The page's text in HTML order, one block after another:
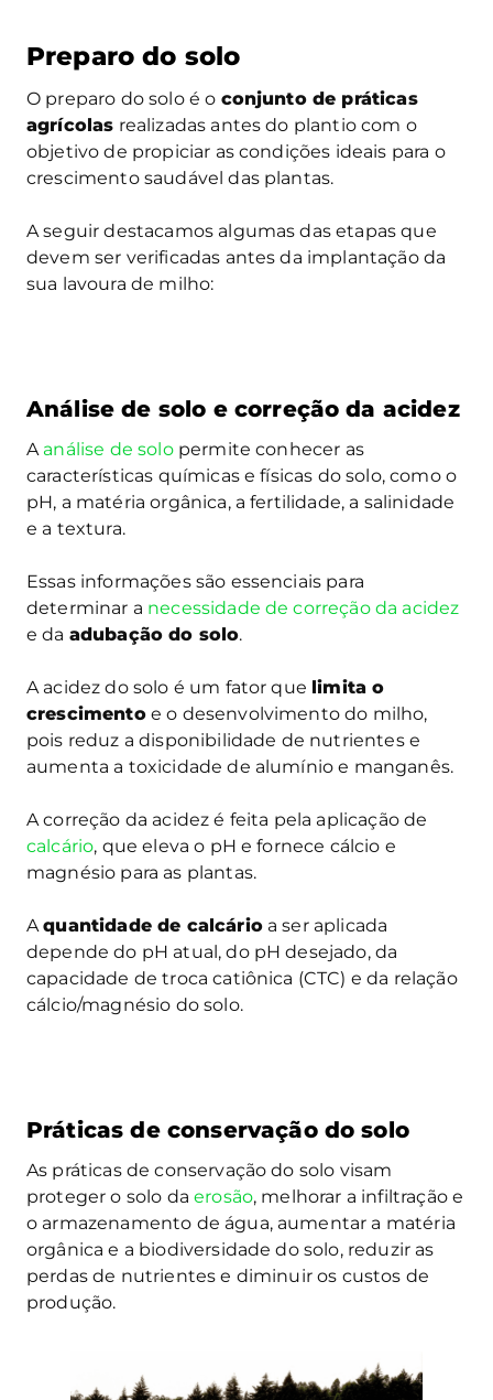
Preparo do solo
O preparo do solo é o conjunto de práticas
agrícolas realizadas antes do plantio com o
objetivo de propiciar as condições ideais para o
crescimento saudável das plantas.
A seguir destacamos algumas das etapas que
devem ser verificadas antes da implantação da
sua lavoura de milho:
Análise de solo e correção da acidez
A análise de solopermite conhecer as
características químicas e físicas do solo, como o
pH, a matéria orgânica, a fertilidade, a salinidade
e a textura.
Essas informações são essenciais para
determinar a necessidade de correção da acidez
e da adubação do solo.
A acidez do solo é um fator que limita o
crescimentoe o desenvolvimento do milho,
pois reduz a disponibilidade de nutrientes e
aumenta a toxicidade de alumínio e manganês.
A correção da acidez é feita pela aplicação de
calcário, que eleva o pH e fornece cálcio e
magnésio para as plantas.
Aquantidade de calcárioa ser aplicada
depende do pH atual, do pH desejado, da
capacidade de troca catiônica (CTC) e da relação
cálcio/magnésio do solo.
Práticas de conservação do solo
As práticas de conservação do solo visam
proteger o solo daerosão, melhorar a infiltração e
o armazenamento de água, aumentar a matéria
orgânica e a biodiversidade do solo, reduzir as
perdas de nutrientes e diminuir os custos de
produção.